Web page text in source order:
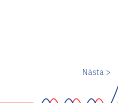
Nästa >